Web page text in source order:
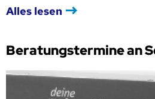
Alles lesen
Beratungstermine an